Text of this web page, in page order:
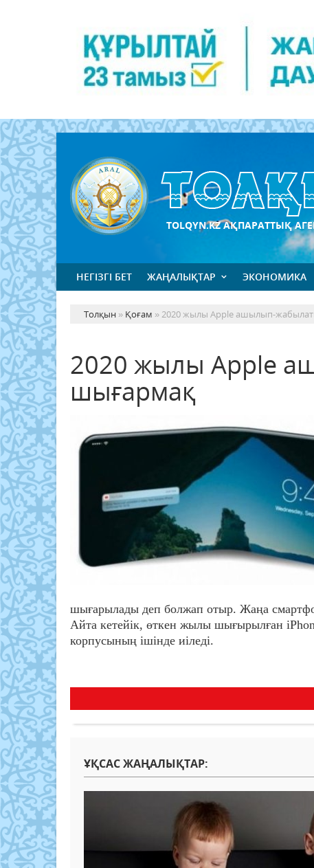
TOLQYN.KZ АҚПАРАТТЫҚ
НЕГІЗГІ БЕТ ЖАҢАЛЫҚТАР ЭКОНОМИКА
Толқын » Қоғам » 2020 жылы Apple ашылып-
2020 жылы Apple
шығармақ
шығарылады деп болжап отыр. Жаңа
Айта кетейік, өткен жылы шығырылған
корпусының ішінде иіледі.
ҰҚСАС ЖАҢАЛЫҚТАР: